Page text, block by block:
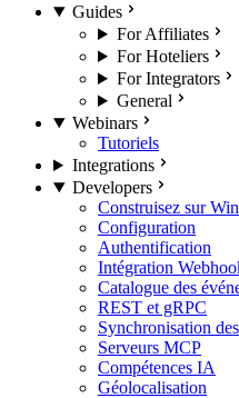
Guides
For Affiliates
For Hoteliers
For Integrators
General
Webinars
Tutoriels
Integrations
Developers
Construisez sur
Configuration
Authentification
Intégration
Catalogue des
REST et gRPC
Synchronisation
Serveurs MCP
Compétences IA
Géolocalisation